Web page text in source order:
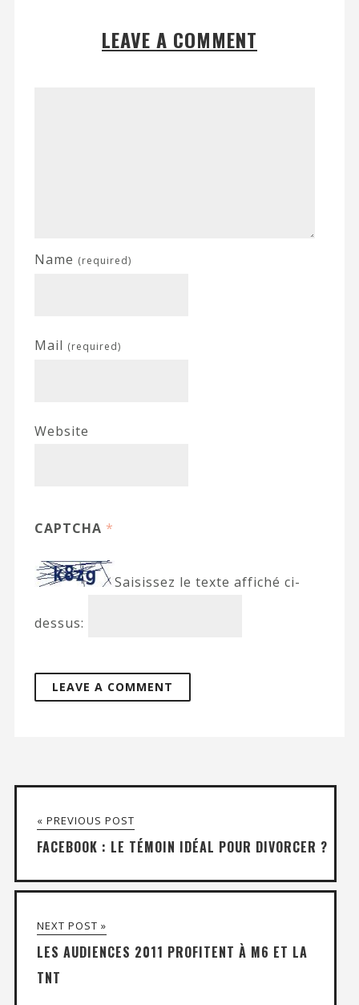
LEAVE A COMMENT
Name (required)
Mail (required)
Website
CAPTCHA *
Saisissez le texte affiché ci-
dessus:
« PREVIOUS POST
FACEBOOK : LE TÉMOIN IDÉAL POUR DIVORCER ?
NEXT POST »
LES AUDIENCES 2011 PROFITENT À M6 ET LA
TNT